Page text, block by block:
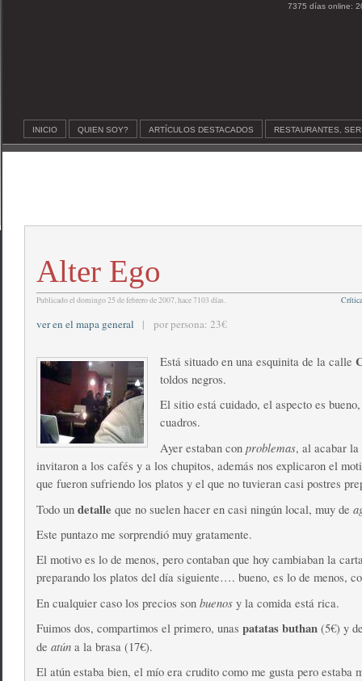
7375 días online:
INICIO QUIEN SOY? ARTÍCULOS DESTACADOS RESTAURANTES,
Alter Ego
Publicado el domingo 25 de febrero de 2007, hace 7103 días.
ver en el mapa general | por persona: 23€
Está situado en una esquinita de la calle
toldos negros.
El sitio está cuidado, el aspecto es
cuadros.
Ayer estaban con problemas, al acabar la
invitaron a los cafés y a los chupitos, además nos explicaron el
que fueron sufriendo los platos y el que no tuvieran casi postres
Todo un detalle que no suelen hacer en casi ningún local, muy de
Este puntazo me sorprendió muy gratamente.
El motivo es lo de menos, pero contaban que hoy cambiaban la
preparando los platos del día siguiente…. bueno, es lo de menos,
En cualquier caso los precios son buenosy la comida está rica.
Fuimos dos, compartimos el primero, unas patatas buthan(5€) y
de atúna la brasa (17€).
El atún estaba bien, el mío era crudito como me gusta pero estaba